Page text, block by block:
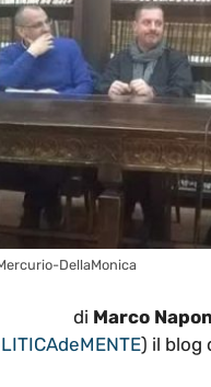
DellaMonica
di Marco
deMENTE) il blog